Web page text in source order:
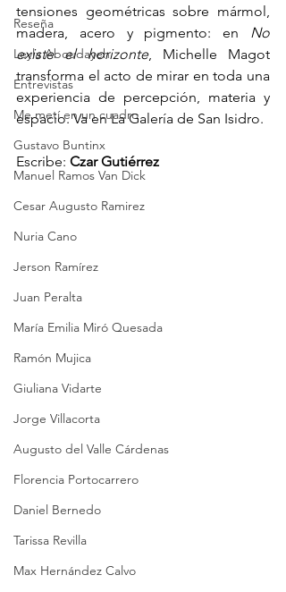
Reseña
Leyla Aboudayeh
Entrevistas
Me metí en un cuadro
Gustavo Buntinx
Manuel Ramos Van Dick
Cesar Augusto Ramirez
Nuria Cano
Jerson Ramírez
Juan Peralta
María Emilia Miró Quesada
Ramón Mujica
Giuliana Vidarte
Jorge Villacorta
Augusto del Valle Cárdenas
Florencia Portocarrero
Daniel Bernedo
Tarissa Revilla
Max Hernández Calvo
tensiones geométricas sobre mármol,
madera, acero y pigmento: en No
existe el horizonte, Michelle Magot
transforma el acto de mirar en toda una
experiencia de percepción, materia y
espacio. Va en La Galería de San Isidro.
Escribe: Czar Gutiérrez